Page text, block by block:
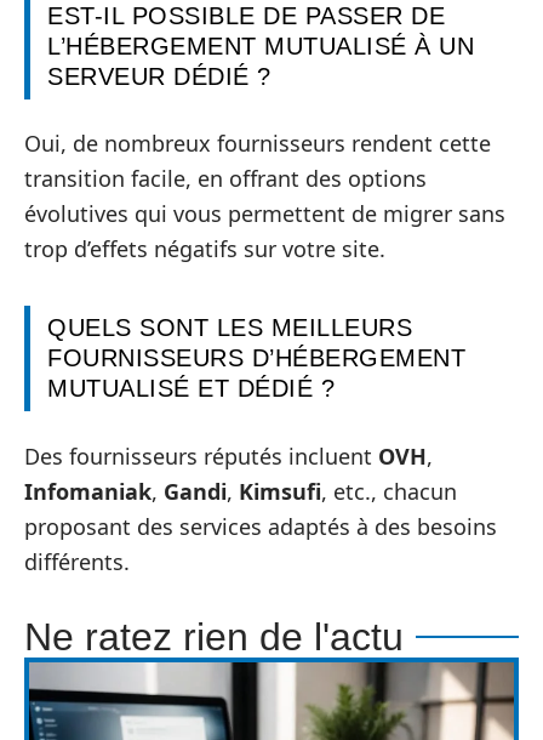
EST-IL POSSIBLE DE PASSER DE
L’HÉBERGEMENT MUTUALISÉ À UN
SERVEUR DÉDIÉ ?
Oui, de nombreux fournisseurs rendent cette
transition facile, en offrant des options
évolutives qui vous permettent de migrer sans
trop d’effets négatifs sur votre site.
QUELS SONT LES MEILLEURS
FOURNISSEURS D’HÉBERGEMENT
MUTUALISÉ ET DÉDIÉ ?
Des fournisseurs réputés incluent OVH,
Infomaniak, Gandi, Kimsufi, etc., chacun
proposant des services adaptés à des besoins
différents.
Ne ratez rien de l'actu